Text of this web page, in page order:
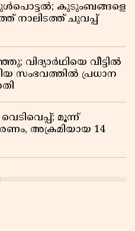
കുടുംബങ്ങളെ
നാലിടത്ത് ചുവപ്പ്
വിദ്യാർഥിയെ വീട്ടിൽ
സംഭവത്തിൽ പ്രധാന
മൂന്ന്
അക്രമിയായ 14